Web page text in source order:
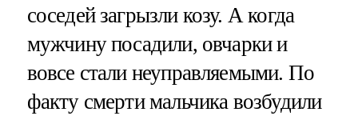
соседей загрызли козу. А когда
мужчину посадили, овчарки и
вовсе стали неуправляемыми. По
факту смерти мальчика возбудили